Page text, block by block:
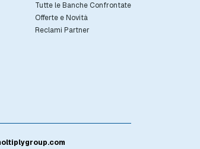
Tutte le Banche Confrontate
Offerte e Novità
Reclami Partner